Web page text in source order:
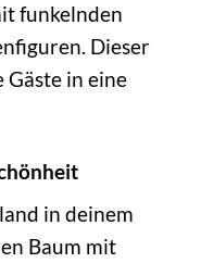
funkelnden
Dieser
in eine
in deinem
Baum mit